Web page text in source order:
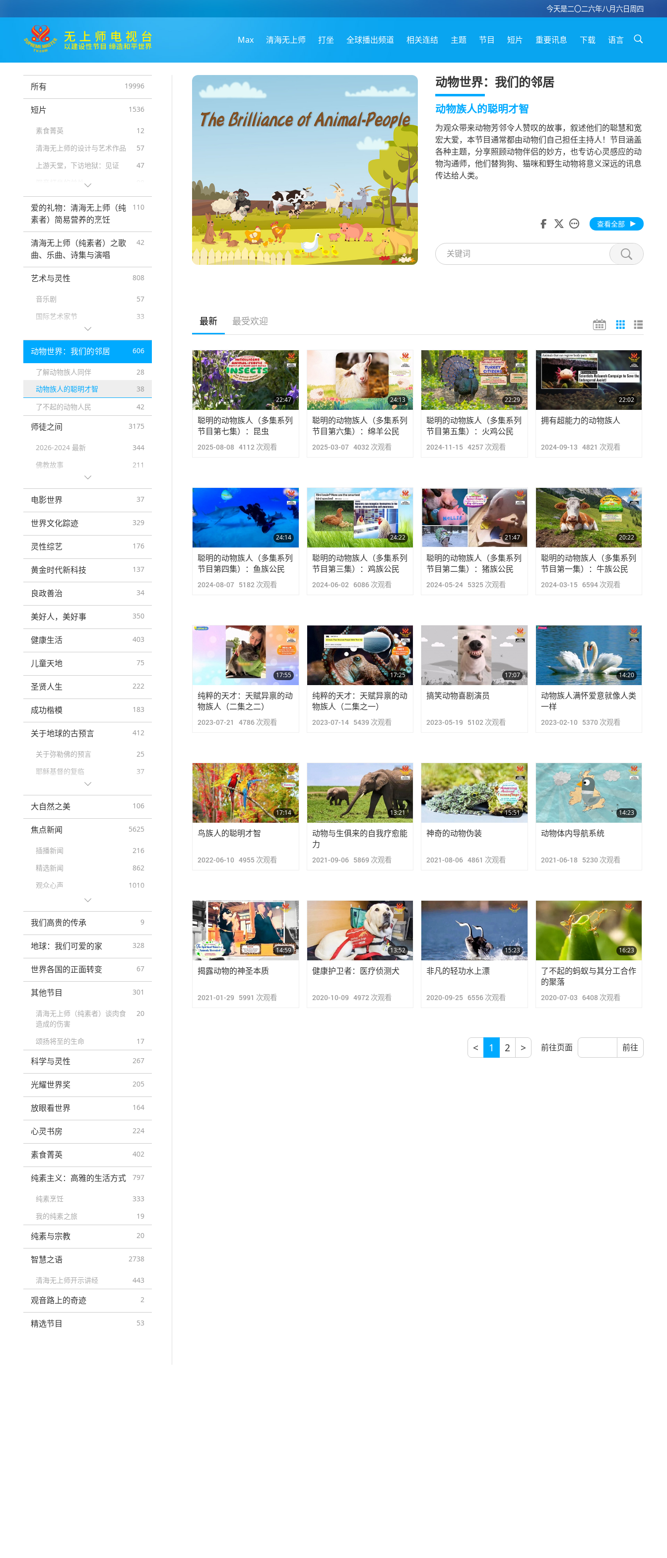
今天是二〇二六年八月六日周四
Max 清海无上师 打坐 全球播出频道 相关连结 主题 节目 短片 重要讯息 下载 语言
所有 19996
短片 1536
素食菁英
12
清海无上师的设计与艺术作品
57
上游天堂，下访地狱：见证
47
动物
气候变迁
81
清海无上师的甘露法语
诗作
16
全球素食食品供货商
4
全球不杀生动物收容所
2
备受崇敬的开悟明师
67
各宗教箴言…
让生活更美好
19
各类禁令的利益…
12
纪录片预览
21
创造和平
73
素食趋势新闻
40
纯素生活
152
「您也可以选择这样的生活」
口号
208
公益广告
8
重要讯息
24
爱的礼物：清海无上师（纯
素者）简易营养的烹饪
110
清海无上师（纯素者）之歌
曲、乐曲、诗集与演唱
42
艺术与灵性 808
音乐剧
57
国际艺术家节
33
清海无上师（纯素者）与宝贵
欢庆佳节
162
动物世界：我们的邻居 606
了解动物族人同伴
28
动物族人的聪明才智
38
了不起的动物人民
42
师徒之间 3175
2026-2024 最新
344
佛教故事
211
主摩诃毗罗的生平
60
加持：师父接见同修合集
匈牙利打禅2005.02.23-03.07
70
师父讲笑话
电影世界 37
世界文化踪迹 329
灵性综艺 176
黄金时代新科技 137
良政善治 34
美好人，美好事 350
健康生活 403
儿童天地 75
圣贤人生 222
成功楷模 183
关于地球的古预言 412
关于弥勒佛的预言
25
耶稣基督的复临
37
末世预言
26
新时代
大自然之美 106
焦点新闻 5625
插播新闻
216
精选新闻
862
观众心声
1010
我们高贵的传承 9
地球：我们可爱的家 328
世界各国的正面转变 67
其他节目 301
清海无上师（纯素者）谈肉食
造成的伤害
20
颂扬将至的生命 17
科学与灵性 267
光耀世界奖 205
放眼看世界 164
心灵书房 224
素食菁英 402
纯素主义：高雅的生活方式 797
纯素烹饪
333
我的纯素之旅
19
纯素与宗教 20
智慧之语 2738
清海无上师开示讲经 443
观音路上的奇迹 2
精选节目 53
动物世界：我们的邻居
动物族人的聪明才智
为观众带来动物芳邻令人赞叹的故事，叙述他们的聪慧和宽
宏大爱，本节目通常都由动物们自己担任主持人！节目涵盖
各种主题，分享照顾动物伴侣的妙方，也专访心灵感应的动
物沟通师，他们替狗狗、猫咪和野生动物将意义深远的讯息
传达给人类。
查看全部
最新 最受欢迎
22:47
聪明的动物族人（多集系列
节目第七集）：昆虫
2025-08-08 4112 次观看
24:13
聪明的动物族人（多集系列
节目第六集）：绵羊公民
2025-03-07 4032 次观看
22:29
聪明的动物族人（多集系列
节目第五集）：火鸡公民
2024-11-15 4257 次观看
22:02
拥有超能力的动物族人
2024-09-13 4821 次观看
24:14
聪明的动物族人（多集系列
节目第四集）：鱼族公民
2024-08-07 5182 次观看
24:22
聪明的动物族人（多集系列
节目第三集）：鸡族公民
2024-06-02 6086次观看
21:47
聪明的动物族人（多集系列
节目第二集）：猪族公民
2024-05-24 5325 次观看
20:22
聪明的动物族人（多集系列
节目第一集）：牛族公民
2024-03-15 6594次观看
17:55
纯粹的天才：天赋异禀的动
物族人（二集之二）
2023-07-21 4786 次观看
17:25
纯粹的天才：天赋异禀的动
物族人（二集之一）
2023-07-14 5439 次观看
17:07
搞笑动物喜剧演员
2023-05-19 5102 次观看
14:20
动物族人满怀爱意就像人类
一样
2023-02-10 5370次观看
17:14
鸟族人的聪明才智
2022-06-10 4955 次观看
13:21
动物与生俱来的自我疗愈能
力
2021-09-06 5869 次观看
15:51
神奇的动物伪装
2021-08-06 4861 次观看
14:23
动物体内导航系统
2021-06-18 5230次观看
14:59
揭露动物的神圣本质
2021-01-29 5991 次观看
13:52
健康护卫者：医疗侦测犬
2020-10-09 4972次观看
15:23
非凡的轻功水上漂
2020-09-25 6556 次观看
16:23
了不起的蚂蚁与其分工合作
的聚落
2020-07-03 6408 次观看
< 1 2 > 前往页面 前往